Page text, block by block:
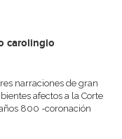
carolingio
narraciones de gran
afectos a la Corte
800 -coronación